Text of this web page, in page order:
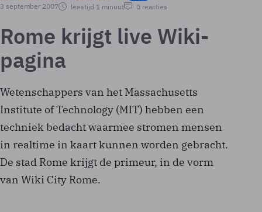
3 september 2007
leestijd 1 minuut 0 reacties
Rome krijgt live Wiki-
pagina
Wetenschappers van het Massachusetts
Institute of Technology (MIT) hebben een
techniek bedacht waarmee stromen mensen
in realtime in kaart kunnen worden gebracht.
De stad Rome krijgt de primeur, in de vorm
van Wiki City Rome.